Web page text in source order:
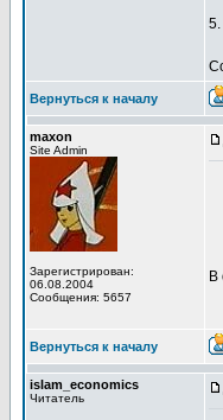
Вернуться к началу
maxon
Site Admin
Зарегистрирован:
06.08.2004
Сообщения: 5657
В
Вернуться к началу
islam_economics
Читатель